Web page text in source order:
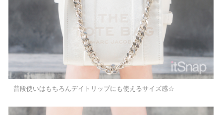
普段使いはもちろんデイトリップにも使えるサイズ感☆